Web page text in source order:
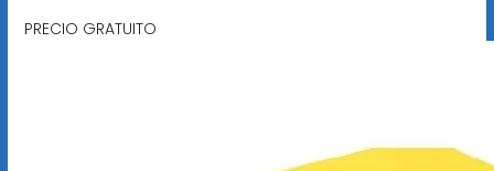
PRECIO GRATUITO